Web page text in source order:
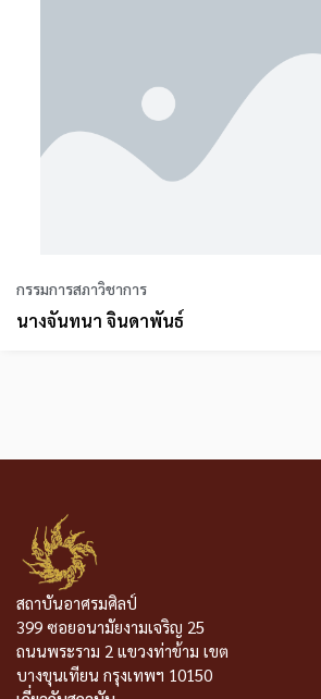
กรรมการสภาวิชาการ
นางจันทนา จินดาพันธ์
สถาบันอาศรมศิลป์
399 ซอยอนามัยงามเจริญ 25
ถนนพระราม 2 แขวงท่าข้าม เขต
บางขุนเทียน กรุงเทพฯ 10150